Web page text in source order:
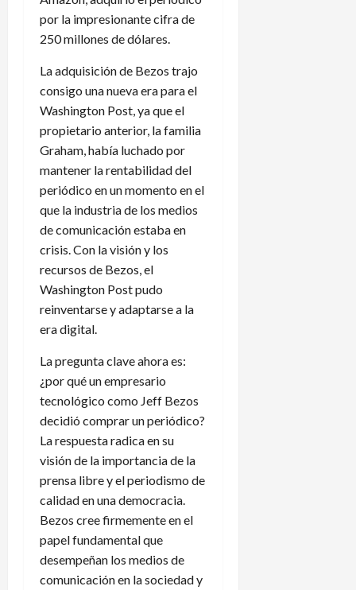
por la impresionante cifra de
250 millones de dólares.
La adquisición de Bezos trajo
consigo una nueva era para el
Washington Post, ya que el
propietario anterior, la familia
Graham, había luchado por
mantener la rentabilidad del
periódico en un momento en el
que la industria de los medios
de comunicación estaba en
crisis. Con la visión y los
recursos de Bezos, el
Washington Post pudo
reinventarse y adaptarse a la
era digital.
La pregunta clave ahora es:
¿por qué un empresario
tecnológico como Jeff Bezos
decidió comprar un periódico?
La respuesta radica en su
visión de la importancia de la
prensa libre y el periodismo de
calidad en una democracia.
Bezos cree firmemente en el
papel fundamental que
desempeñan los medios de
comunicación en la sociedad y